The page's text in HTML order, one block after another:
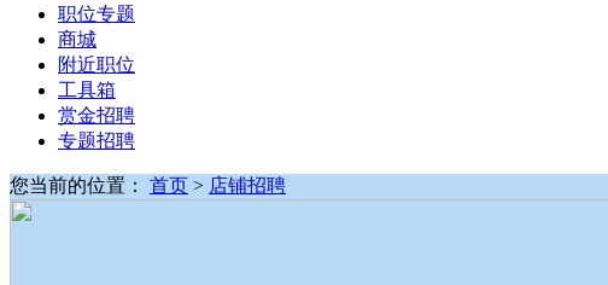
职位专题
商城
附近职位
工具箱
赏金招聘
专题招聘
您当前的位置： 首页 > 店铺招聘